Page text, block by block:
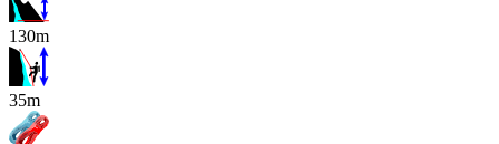
130m
x
35m